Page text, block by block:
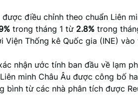
điều chỉnh theo chuẩn Liên
trong tháng 1 từ 2.8% trong
Thống kê Quốc gia (INE) vào
nhận ước tính ban đầu về lạm
minh Châu Âu được công bố
từ các nhà phân tích được